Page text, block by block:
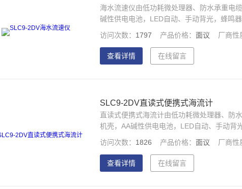
海水流速仪由低功耗微处理器、防水承重电
碱性供电电池，LED自动、手动背光，蜂鸣
访问次数： 1797 产品价格：面议 厂商性
查看详情 在线留言
SLC9-2DV直读式便携式海流计
直读式便携式海流计由低功耗微处理器、防
机壳，AA碱性供电电池，LED自动、手动背
访问次数： 1826 产品价格：面议 厂商性
查看详情 在线留言